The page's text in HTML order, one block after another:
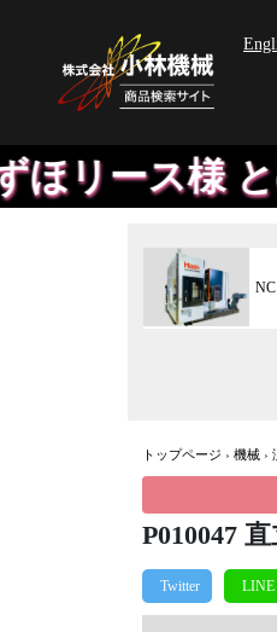
との提携
NC
トップページ › 機械 ›
P010047